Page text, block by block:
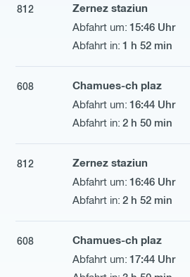
812
Zernez staziun
15:46 Uhr
1 h 52 min
608
Chamues-ch plaz
16:44 Uhr
2 h 50 min
812
Zernez staziun
16:46 Uhr
2 h 52 min
608
Chamues-ch plaz
17:44 Uhr